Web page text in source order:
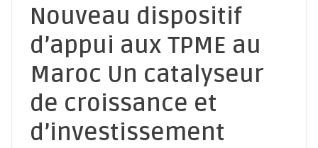
Nouveau dispositif
d’appui aux TPME au
Maroc Un catalyseur
de croissance et
d’investissement